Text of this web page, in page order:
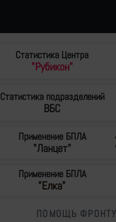
Статистика Центра
"Рубикон"
Статистика подразделений
ВБС
Применение БПЛА
"Ланцет"
Применение БПЛА
"Елка"
ПОМОЩЬ ФРОНТУ